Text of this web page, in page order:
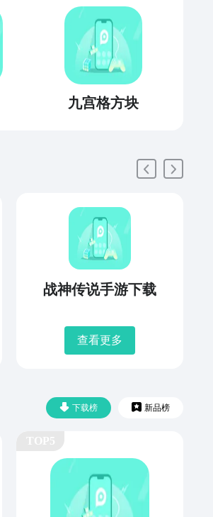
九宫格方块
战神传说手游下载
查看更多
下载榜 新品榜